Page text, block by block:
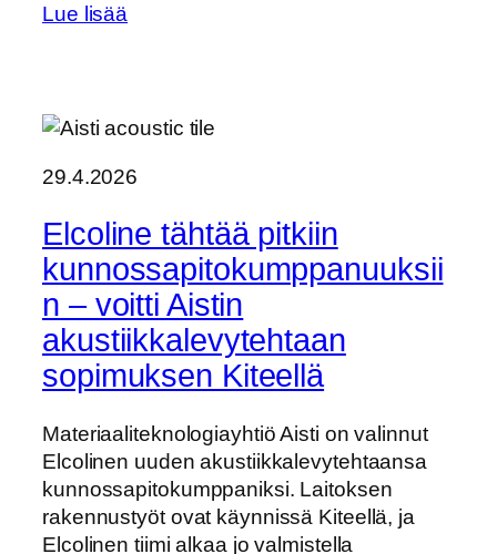
Lue lisää
29.4.2026
Elcoline tähtää pitkiin
kunnossapitokumppanuuksii
n – voitti Aistin
akustiikkalevytehtaan
sopimuksen Kiteellä
Materiaaliteknologiayhtiö Aisti on valinnut
Elcolinen uuden akustiikkalevytehtaansa
kunnossapitokumppaniksi. Laitoksen
rakennustyöt ovat käynnissä Kiteellä, ja
Elcolinen tiimi alkaa jo valmistella